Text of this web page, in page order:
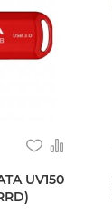
UV150